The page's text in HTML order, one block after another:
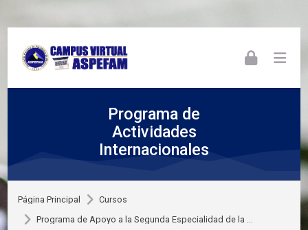
Programa de
Actividades
Internacionales
Página Principal
Cursos
Programa de Apoyo a la Segunda Especialidad de la ...